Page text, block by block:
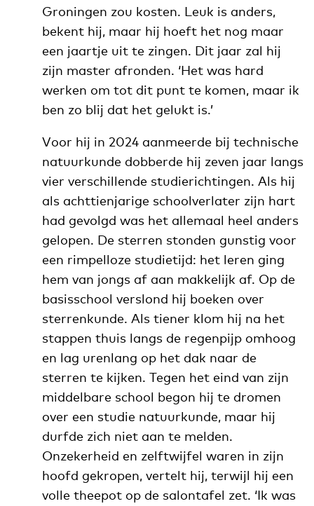
Groningen zou kosten. Leuk is anders,
bekent hij, maar hij hoeft het nog maar
een jaartje uit te zingen. Dit jaar zal hij
zijn master afronden. ‘Het was hard
werken om tot dit punt te komen, maar ik
ben zo blij dat het gelukt is.’
Voor hij in 2024 aanmeerde bij technische
natuurkunde dobberde hij zeven jaar langs
vier verschillende studierichtingen. Als hij
als achttienjarige schoolverlater zijn hart
had gevolgd was het allemaal heel anders
gelopen. De sterren stonden gunstig voor
een rimpelloze studietijd: het leren ging
hem van jongs af aan makkelijk af. Op de
basisschool verslond hij boeken over
sterrenkunde. Als tiener klom hij na het
stappen thuis langs de regenpijp omhoog
en lag urenlang op het dak naar de
sterren te kijken. Tegen het eind van zijn
middelbare school begon hij te dromen
over een studie natuurkunde, maar hij
durfde zich niet aan te melden.
Onzekerheid en zelftwijfel waren in zijn
hoofd gekropen, vertelt hij, terwijl hij een
volle theepot op de salontafel zet. ‘Ik was